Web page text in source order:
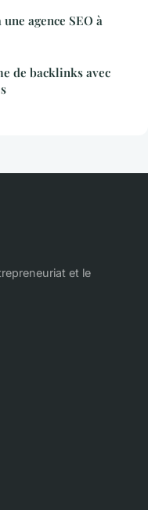
agence SEO à
de backlinks avec
et le